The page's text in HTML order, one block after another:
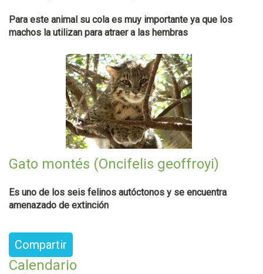
Para este animal su cola es muy importante ya que los
machos la utilizan para atraer a las hembras
Gato montés (Oncifelis geoffroyi)
Es uno de los seis felinos autóctonos y se encuentra
amenazado de extinción
Compartir
Calendario